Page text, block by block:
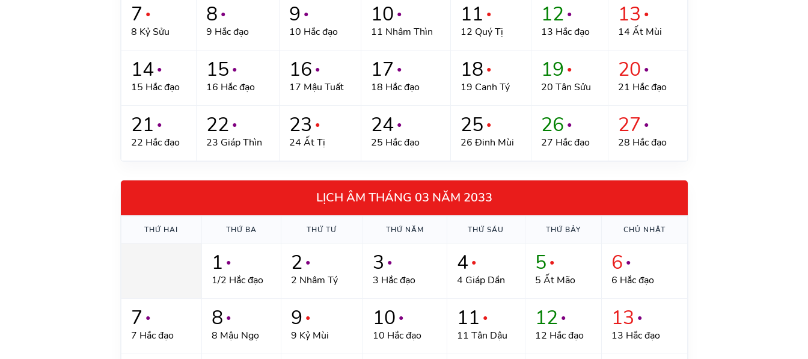
7 ●
8 Kỷ Sửu
8 ●
9 Hắc đạo
9 ●
10 Hắc đạo
10 ●
11 Nhâm Thìn
11 ●
12 Quý Tị
12 ●
13 Hắc đạo
13 ●
14 Ất Mùi
14 ●
15 Hắc đạo
15 ●
16 Hắc đạo
16 ●
17 Mậu Tuất
17 ●
18 Hắc đạo
18 ●
19 Canh Tý
19 ●
20 Tân Sửu
20 ●
21 Hắc đạo
21 ●
22 Hắc đạo
22 ●
23 Giáp Thìn
23 ●
24 Ất Tị
24 ●
25 Hắc đạo
25 ●
26 Đinh Mùi
26 ●
27 Hắc đạo
27 ●
28 Hắc đạo
LỊCH ÂM THÁNG 03 NĂM 2033
THỨ HAI THỨ BA THỨ TƯ THỨ NĂM THỨ SÁU THỨ BẢY CHỦ NHẬT
1 ●
1/2 Hắc đạo
2 ●
2 Nhâm Tý
3 ●
3 Hắc đạo
4 ●
4 Giáp Dần
5 ●
5 Ất Mão
6 ●
6 Hắc đạo
7 ●
7 Hắc đạo
8 ●
8 Mậu Ngọ
9 ●
9 Kỷ Mùi
10 ●
10 Hắc đạo
11 ●
11 Tân Dậu
12 ●
12 Hắc đạo
13 ●
13 Hắc đạo